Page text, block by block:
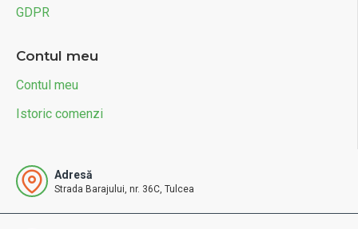
GDPR
Contul meu
Contul meu
Istoric comenzi
Adresă
Strada Barajului, nr. 36C, Tulcea